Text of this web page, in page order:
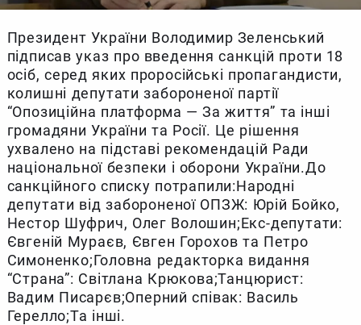
Президент України Володимир Зеленський
підписав указ про введення санкцій проти 18
осіб, серед яких проросійські пропагандисти,
колишні депутати забороненої партії
“Опозиційна платформа — За життя” та інші
громадяни України та Росії. Це рішення
ухвалено на підставі рекомендацій Ради
національної безпеки і оборони України.До
санкційного списку потрапили:Народні
депутати від забороненої ОПЗЖ: Юрій Бойко,
Нестор Шуфрич, Олег Волошин;Екс-депутати:
Євгеній Мураєв, Євген Горохов та Петро
Симоненко;Головна редакторка видання
“Страна”: Світлана Крюкова;Танцюрист:
Вадим Писарєв;Оперний співак: Василь
Герелло;Та інші.